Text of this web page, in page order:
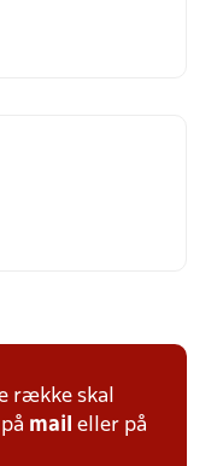
række skal
mail eller på